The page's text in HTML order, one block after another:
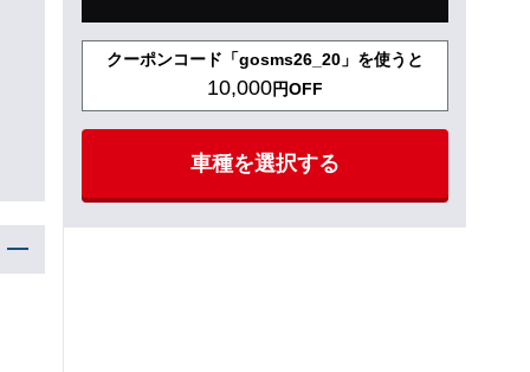
クーポンコード「gosms26_20」を使うと
10,000円OFF
車種を選択する